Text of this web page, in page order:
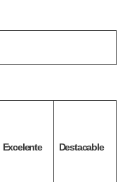
Excelente Destacable